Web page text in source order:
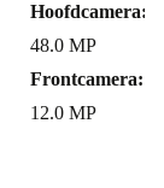
koop je
Hoofdcamera:
48.0 MP
Frontcamera:
12.0 MP